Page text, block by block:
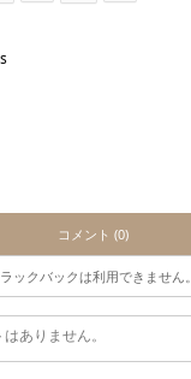
コメント (0)
ラックバックは利用できません。
ありません。